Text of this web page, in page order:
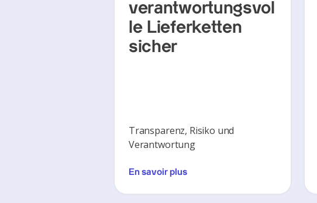
verantwortungsvol
le Lieferketten
sicher
Transparenz, Risiko und
Verantwortung
En savoir plus